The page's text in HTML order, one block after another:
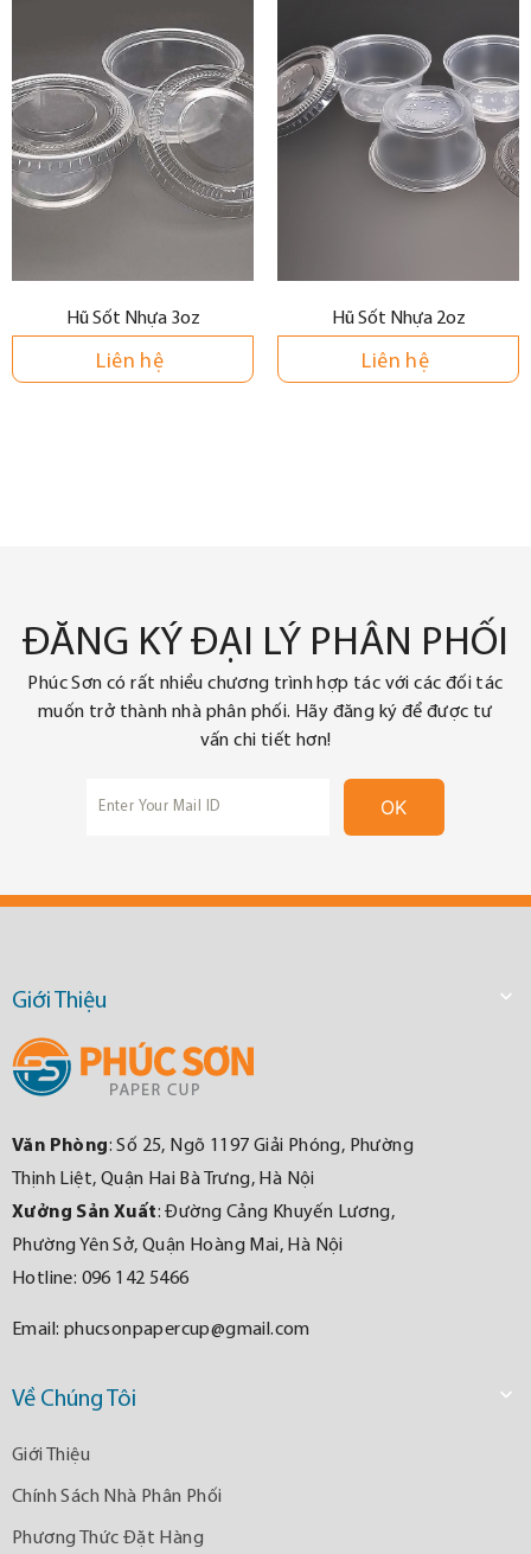
Hũ Sốt Nhựa 3oz
Liên hệ
Hũ Sốt Nhựa 2oz
Liên hệ
ĐĂNG KÝ ĐẠI LÝ PHÂN PHỐI
Phúc Sơn có rất nhiều chương trình hợp tác với các đối tác
muốn trở thành nhà phân phối. Hãy đăng ký để được tư
vấn chi tiết hơn!
Giới Thiệu 
Văn Phòng: Số 25, Ngõ 1197 Giải Phóng, Phường
Thịnh Liệt, Quận Hai Bà Trưng, Hà Nội
Xưởng Sản Xuất: Đường Cảng Khuyến Lương,
Phường Yên Sở, Quận Hoàng Mai, Hà Nội
Hotline: 096 142 5466
Email: phucsonpapercup@gmail.com
Về Chúng Tôi 
Giới Thiệu
Chính Sách Nhà Phân Phối
Phương Thức Đặt Hàng